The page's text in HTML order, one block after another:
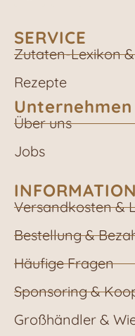
SERVICE
Zutaten-Lexikon
Rezepte
Unternehmen
Über uns
Jobs
Versandkosten &
Bestellung &
Häufige Fragen
Sponsoring &
Großhändler &